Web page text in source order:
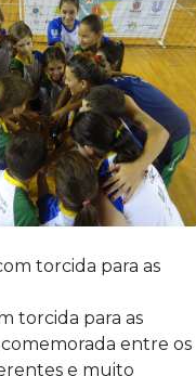
torcida para as
entre os
e muito